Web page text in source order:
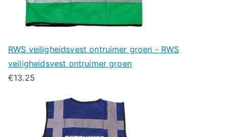
RWS veiligheidsvest ontruimer groen - RWS
veiligheidsvest ontruimer groen
€13.25